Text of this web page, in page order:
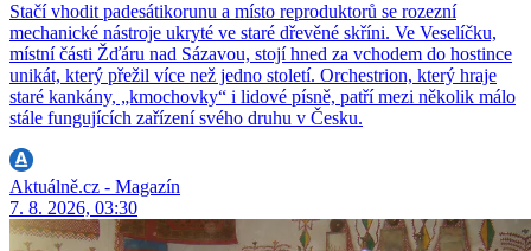
Stačí vhodit padesátikorunu a místo reproduktorů se rozezní
mechanické nástroje ukryté ve staré dřevěné skříni. Ve Veselíčku,
místní části Žďáru nad Sázavou, stojí hned za vchodem do hostince
unikát, který přežil více než jedno století. Orchestrion, který hraje
staré kankány, „kmochovky“ i lidové písně, patří mezi několik málo
stále fungujících zařízení svého druhu v Česku.
Aktuálně.cz - Magazín
7. 8. 2026, 03:30